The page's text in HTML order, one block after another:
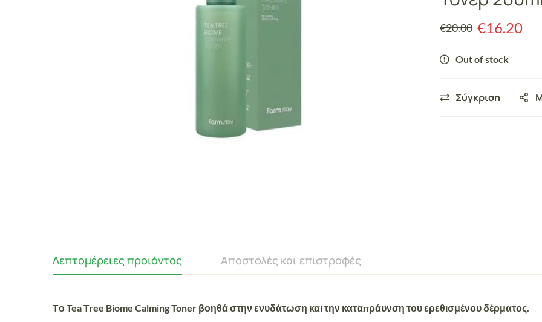
€20.00 €16.20
Out of stock
Σύγκριση
Λεπτομέρειες προιόντος Αποστολές και επιστροφές
Tο Tea Tree Biome Calming Toner βοηθά στην ενυδάτωση και την καταπράυνση του ερεθισμένου δέρματος.